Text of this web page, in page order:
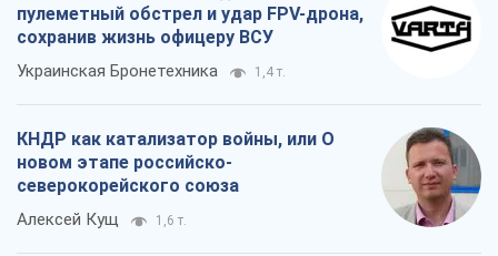
пулеметный обстрел и удар FPV-дрона,
сохранив жизнь офицеру ВСУ
Украинская Бронетехника 1,4 т.
КНДР как катализатор войны, или О
новом этапе российско-
северокорейского союза
Алексей Кущ 1,6 т.